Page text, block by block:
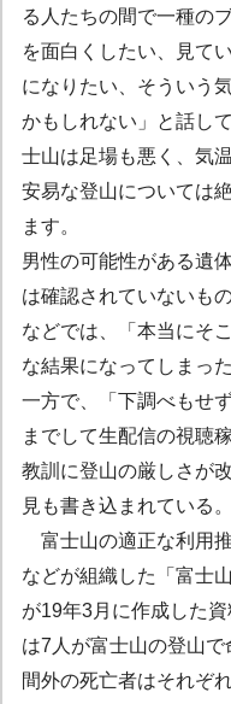
る人たちの間で一種の
を面白くしたい、見て
になりたい、そういう
かもしれない」と話し
士山は足場も悪く、気
安易な登山については
ます。
男性の可能性がある遺
は確認されていないも
などでは、「本当にそ
な結果になってしまっ
一方で、「下調べもせ
までして生配信の視聴
教訓に登山の厳しさが
見も書き込まれている。
富士山の適正な利用
などが組織した「富士
が19年3月に作成した
は7人が富士山の登山
間外の死亡者はそれぞ